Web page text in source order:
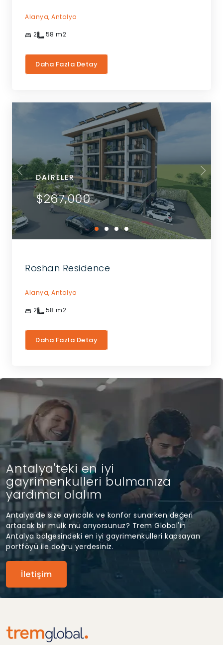
Alanya, Antalya
2 58 m2
Daha Fazla Detay
DAIRELER
$267,000
Roshan Residence
Alanya, Antalya
2 58 m2
Daha Fazla Detay
Antalya'teki en iyi
gayrimenkulleri bulmanıza
yardımcı olalım
Antalya'de size ayrıcalık ve konfor sunarken değeri
artacak bir mülk mü arıyorsunuz? Trem Global'in
Antalya bölgesindeki en iyi gayrimenkulleri kapsayan
portföyü ile doğru yerdesiniz.
İletişim